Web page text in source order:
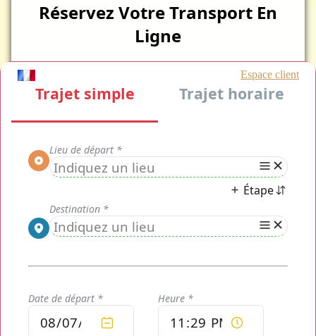
Réservez Votre Transport En
Ligne